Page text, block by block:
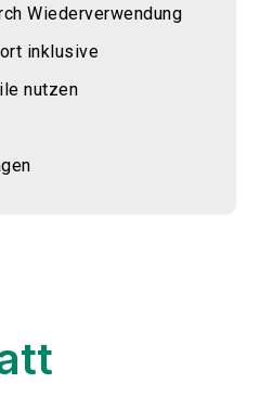
Wiederverwendung
inklusive
nutzen